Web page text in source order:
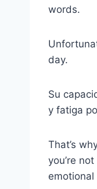
words.
day.
Su
y fatiga
That’s
you’re
emotional